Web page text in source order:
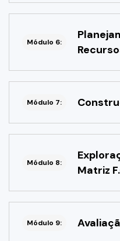
Módulo 6:
Módulo 7:
Módulo 8:
Matriz
Módulo 9: